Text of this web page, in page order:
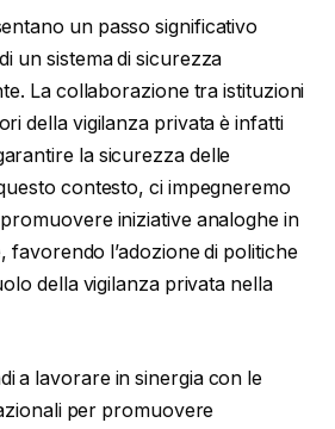
un passo significativo
un sistema di sicurezza
La collaborazione tra istituzioni
della vigilanza privata è infatti
la sicurezza delle
contesto, ci impegneremo
iniziative analoghe in
favorendo l’adozione di politiche
della vigilanza privata nella
a lavorare in sinergia con le
per promuovere